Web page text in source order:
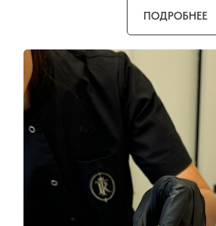
ПОДРОБНЕЕ